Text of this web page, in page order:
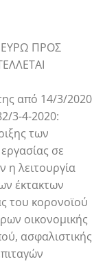
ΠΡΟΣ
από 14/3/2020
3-4-2020:
των
σε
η λειτουργία
έκτακτων
του κορονοϊού
οικονομικής
ασφαλιστικής